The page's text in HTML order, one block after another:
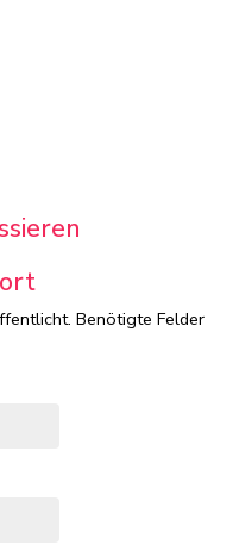
Benötigte Felder